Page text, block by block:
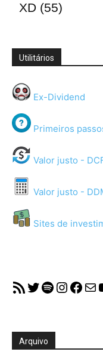
XD (55)
Utilitários
Ex-Dividend
Primeiros
Valor justo -
Valor justo -
Sites de
RSS FeedTwitter
Spotify
Arquivo